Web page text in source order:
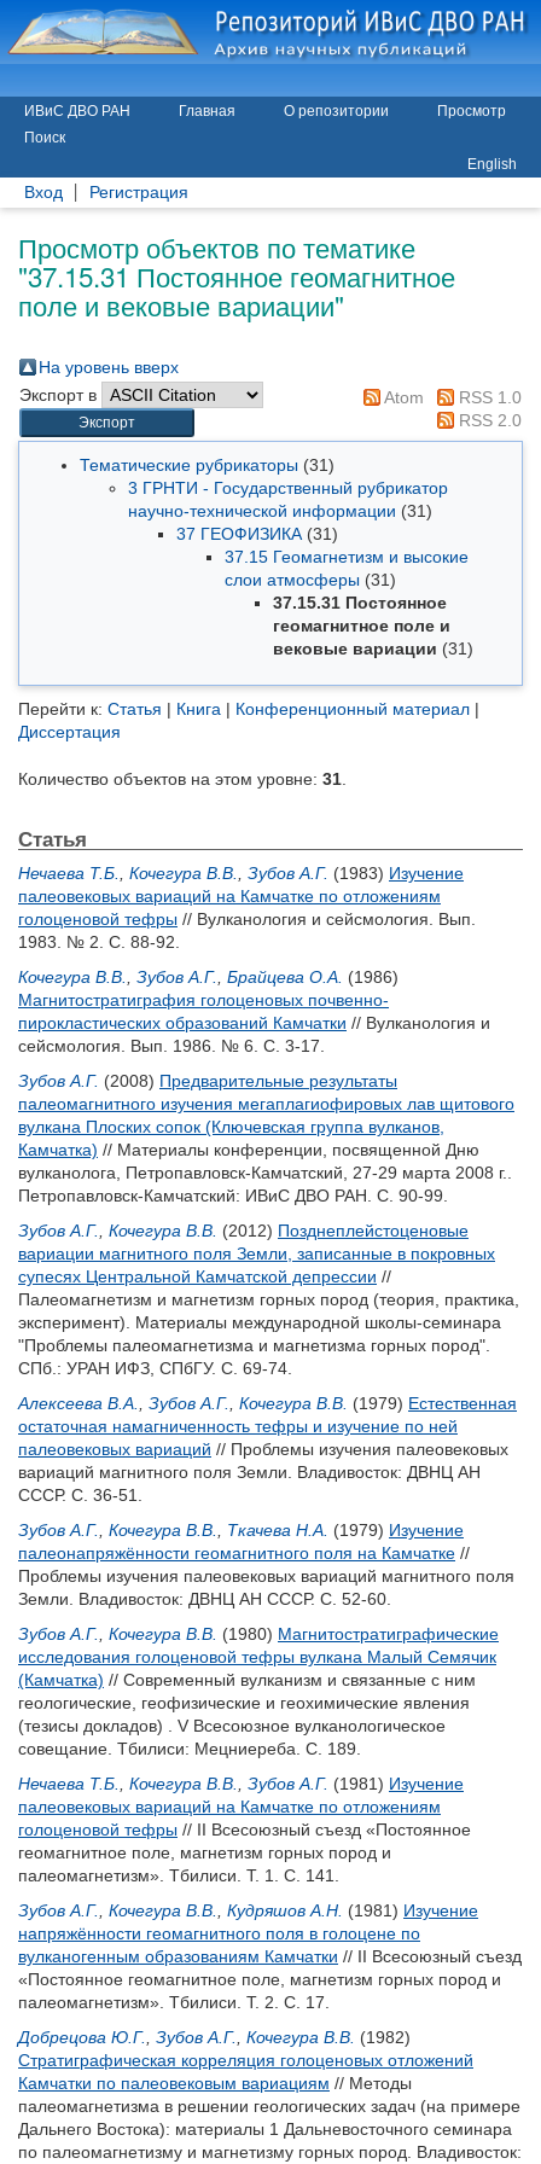
ИВиС ДВО РАН Главная О репозитории
Просмотр
Поиск
English
Вход Регистрация
Просмотр объектов по тематике
"37.15.31 Постоянное геомагнитное
поле и вековые вариации"
На уровень вверх
Экспорт в
Atom
RSS 1.0
RSS 2.0
Тематические рубрикаторы (31)
3 ГРНТИ - Государственный рубрикатор
научно-технической информации (31)
37 ГЕОФИЗИКА (31)
37.15 Геомагнетизм и высокие
слои атмосферы (31)
37.15.31 Постоянное
геомагнитное поле и
вековые вариации (31)
Перейти к: Статья | Книга | Конференционный материал |
Диссертация
Количество объектов на этом уровне: 31
Статья
Нечаева Т.Б. Кочегура В.В. Зубов А.Г. (1983) Изучение
палеовековых вариаций на Камчатке по отложениям
голоценовой тефры // Вулканология и сейсмология. Вып.
1983. № 2. С. 88-92.
Кочегура В.В.
Зубов А.Г. Брайцева О.А. (1986)
Магнитостратиграфия голоценовых почвенно-
пирокластических образований Камчатки // Вулканология и
сейсмология. Вып. 1986. № 6. С. 3-17.
Зубов А.Г. (2008) Предварительные результаты
палеомагнитного изучения мегаплагиофировых лав щитового
вулкана Плоских сопок (Ключевская группа вулканов,
Камчатка) // Материалы конференции, посвященной Дню
вулканолога, Петропавловск-Камчатский, 27-29 марта 2008 г..
Петропавловск-Камчатский: ИВиС ДВО РАН. С. 90-99.
Зубов А.Г.
Кочегура В.В. (2012) Позднеплейстоценовые
вариации магнитного поля Земли, записанные в покровных
супесях Центральной Камчатской депрессии //
Палеомагнетизм и магнетизм горных пород (теория, практика,
эксперимент). Материалы международной школы-семинара
"Проблемы палеомагнетизма и магнетизма горных пород".
СПб.: УРАН ИФЗ, СПбГУ. С. 69-74.
Алексеева В.А.
Зубов А.Г. Кочегура В.В. (1979) Естественная
остаточная намагниченность тефры и изучение по ней
палеовековых вариаций // Проблемы изучения палеовековых
вариаций магнитного поля Земли. Владивосток: ДВНЦ АН
СССР. С. 36-51.
Зубов А.Г.
Кочегура В.В. Ткачева Н.А. (1979) Изучение
палеонапряжённости геомагнитного поля на Камчатке //
Проблемы изучения палеовековых вариаций магнитного поля
Земли. Владивосток: ДВНЦ АН СССР. С. 52-60.
Зубов А.Г.
Кочегура В.В. (1980) Магнитостратиграфические
исследования голоценовой тефры вулкана Малый Семячик
(Камчатка) // Современный вулканизм и связанные с ним
геологические, геофизические и геохимические явления
(тезисы докладов) . V Всесоюзное вулканологическое
совещание. Тбилиси: Мецниереба. С. 189.
Нечаева Т.Б.
Кочегура В.В. Зубов А.Г. (1981) Изучение
палеовековых вариаций на Камчатке по отложениям
голоценовой тефры // II Всесоюзный съезд «Постоянное
геомагнитное поле, магнетизм горных пород и
палеомагнетизм». Тбилиси. Т. 1. С. 141.
Зубов А.Г.
Кочегура В.В. Кудряшов А.Н. (1981) Изучение
напряжённости геомагнитного поля в голоцене по
вулканогенным образованиям Камчатки // II Всесоюзный съезд
«Постоянное геомагнитное поле, магнетизм горных пород и
палеомагнетизм». Тбилиси. Т. 2. С. 17.
Добрецова Ю.Г.
Зубов А.Г. Кочегура В.В. (1982)
Стратиграфическая корреляция голоценовых отложений
Камчатки по палеовековым вариациям // Методы
палеомагнетизма в решении геологических задач (на примере
Дальнего Востока): материалы 1 Дальневосточного семинара
по палеомагнетизму и магнетизму горных пород. Владивосток: